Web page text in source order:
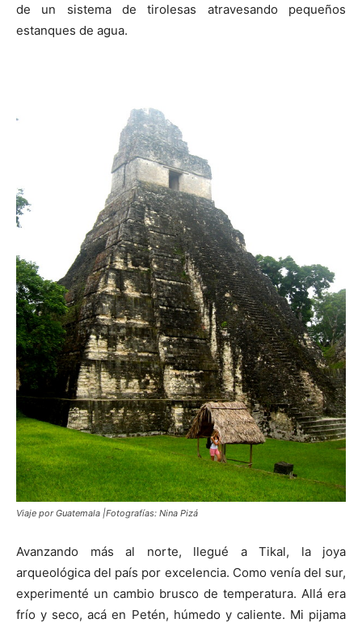
de un sistema de tirolesas atravesando pequeños
estanques de agua.
Viaje por Guatemala |Fotografías: Nina Pizá
Avanzando más al norte, llegué a Tikal, la joya
arqueológica del país por excelencia. Como venía del sur,
experimenté un cambio brusco de temperatura. Allá era
frío y seco, acá en Petén, húmedo y caliente. Mi pijama